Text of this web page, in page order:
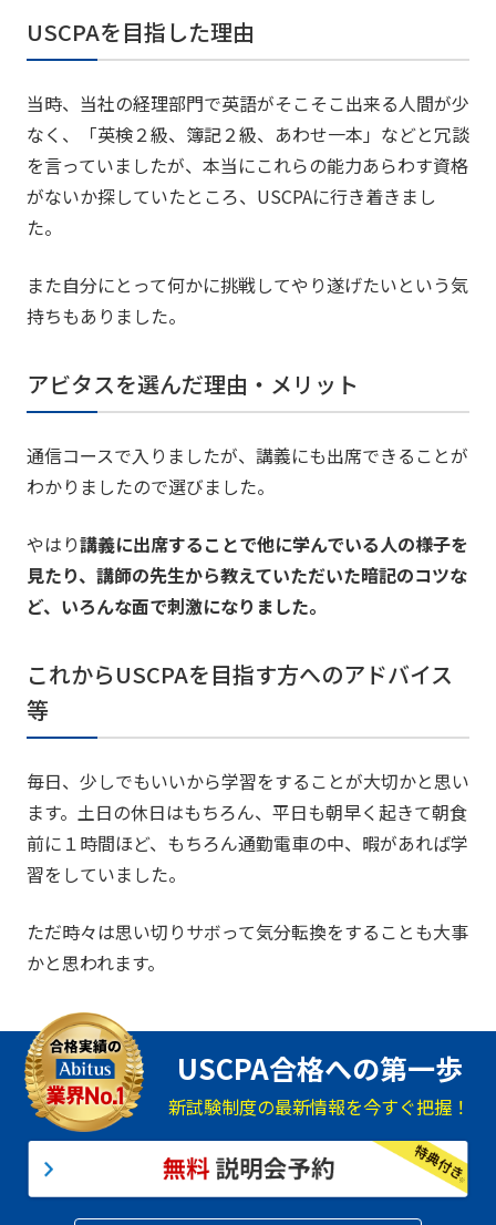
USCPAを目指した理由
当時、当社の経理部門で英語がそこそこ出来る人間が少
なく、「英検２級、簿記２級、あわせ一本」などと冗談
を言っていましたが、本当にこれらの能力あらわす資格
がないか探していたところ、USCPAに行き着きまし
た。
また自分にとって何かに挑戦してやり遂げたいという気
持ちもありました。
アビタスを選んだ理由・メリット
通信コースで入りましたが、講義にも出席できることが
わかりましたので選びました。
やはり講義に出席することで他に学んでいる人の様子を
見たり、講師の先生から教えていただいた暗記のコツな
ど、いろんな面で刺激になりました。
これからUSCPAを目指す方へのアドバイス
等
毎日、少しでもいいから学習をすることが大切かと思い
ます。土日の休日はもちろん、平日も朝早く起きて朝食
前に１時間ほど、もちろん通勤電車の中、暇があれば学
習をしていました。
ただ時々は思い切りサボって気分転換をすることも大事
かと思われます。
USCPA合格への第一歩
新試験制度の最新情報を今すぐ把握！